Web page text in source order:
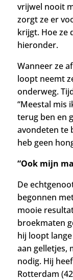
vrijwel nooit
zorgt ze er
krijgt. Hoe ze
hieronder.
Wanneer ze
loopt neemt
onderweg.
“Meestal mis
terug ben en
avondeten te
heb geen
“Ook mijn
De
begonnen
mooie
broekmaten
hij loopt
aan gelletjes,
nodig. Hij
Rotterdam